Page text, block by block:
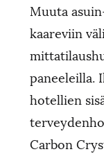
Muuta
kaareviin
paneeleilla.
hotellien
Carbon